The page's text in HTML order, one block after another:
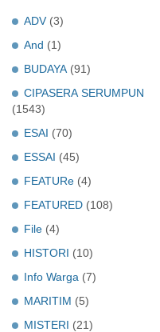
ADV (3)
And (1)
BUDAYA (91)
CIPASERA SERUMPUN
(1543)
ESAI (70)
ESSAI (45)
FEATURe (4)
FEATURED (108)
File (4)
HISTORI (10)
Info Warga (7)
MARITIM (5)
MISTERI (21)